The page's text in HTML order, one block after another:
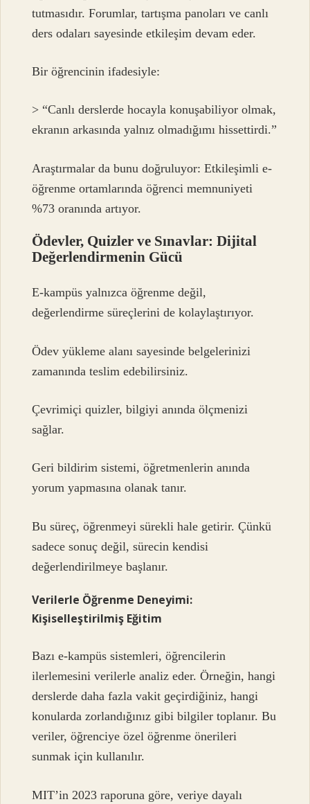
tutmasıdır. Forumlar, tartışma panoları ve canlı
ders odaları sayesinde etkileşim devam eder.
Bir öğrencinin ifadesiyle:
> “Canlı derslerde hocayla konuşabiliyor olmak,
ekranın arkasında yalnız olmadığımı hissettirdi.”
Araştırmalar da bunu doğruluyor: Etkileşimli e-
öğrenme ortamlarında öğrenci memnuniyeti
%73 oranında artıyor.
Ödevler, Quizler ve Sınavlar: Dijital
Değerlendirmenin Gücü
E-kampüs yalnızca öğrenme değil,
değerlendirme süreçlerini de kolaylaştırıyor.
Ödev yükleme alanı sayesinde belgelerinizi
zamanında teslim edebilirsiniz.
Çevrimiçi quizler, bilgiyi anında ölçmenizi
sağlar.
Geri bildirim sistemi, öğretmenlerin anında
yorum yapmasına olanak tanır.
Bu süreç, öğrenmeyi sürekli hale getirir. Çünkü
sadece sonuç değil, sürecin kendisi
değerlendirilmeye başlanır.
Verilerle Öğrenme Deneyimi:
Kişiselleştirilmiş Eğitim
Bazı e-kampüs sistemleri, öğrencilerin
ilerlemesini verilerle analiz eder. Örneğin, hangi
derslerde daha fazla vakit geçirdiğiniz, hangi
konularda zorlandığınız gibi bilgiler toplanır. Bu
veriler, öğrenciye özel öğrenme önerileri
sunmak için kullanılır.
MIT’in 2023 raporuna göre, veriye dayalı